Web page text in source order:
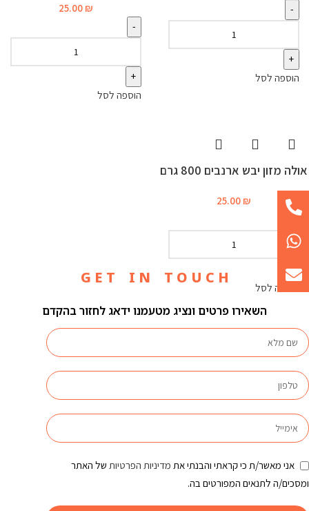
הוספה לסל
25.00 ₪
הוספה לסל
אולה מזון יבש ארנבים 800 גרם
25.00 ₪
הוספה לסל
G E T I N T O U C H
השאירו פרטים ונציג מטעמנו ידאג לחזור בהקדם
אני מאשר/ת כי קראתי והבנתי את מדיניות הפרטיות של האתר
ומסכים/ה לתנאים המפורטים בה.